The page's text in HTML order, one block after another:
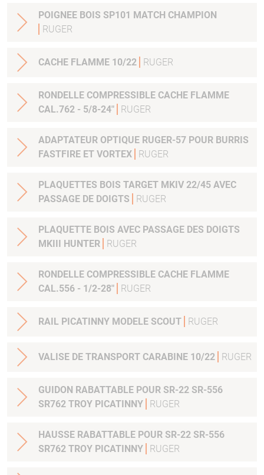
POIGNEE BOIS SP101 MATCH CHAMPION
RUGER
CACHE FLAMME 10/22 RUGER
RONDELLE COMPRESSIBLE CACHE FLAMME
CAL.762 - 5/8-24"
RUGER
ADAPTATEUR OPTIQUE RUGER-57 POUR BURRIS
FASTFIRE ET VORTEX
RUGER
PLAQUETTES BOIS TARGET MKIV 22/45 AVEC
PASSAGE DE DOIGTS
RUGER
PLAQUETTE BOIS AVEC PASSAGE DES DOIGTS
MKIII HUNTER
RUGER
RONDELLE COMPRESSIBLE CACHE FLAMME
CAL.556 - 1/2-28"
RUGER
RAIL PICATINNY MODELE SCOUT RUGER
VALISE DE TRANSPORT CARABINE 10/22 RUGER
GUIDON RABATTABLE POUR SR-22 SR-556
SR762 TROY PICATINNY
RUGER
HAUSSE RABATTABLE POUR SR-22 SR-556
SR762 TROY PICATINNY
RUGER